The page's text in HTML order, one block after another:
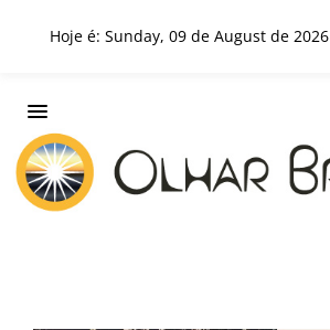
Hoje é: Sunday, 09 de August de 2026